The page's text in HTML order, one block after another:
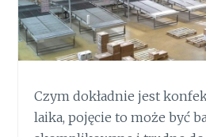
Czym dokładnie jest
laika, pojęcie to może być